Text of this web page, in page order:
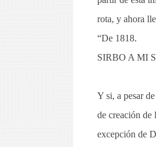
rota, y ahora
“De 1818.
SIRBO A MI
Y si, a pesar
de creación de
excepción de